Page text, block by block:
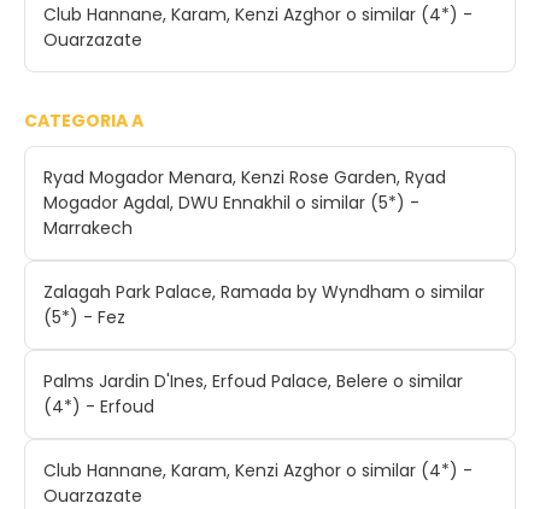
Club Hannane, Karam, Kenzi Azghor o similar (4*) -
Ouarzazate
CATEGORIA A
Ryad Mogador Menara, Kenzi Rose Garden, Ryad
Mogador Agdal, DWU Ennakhil o similar (5*) -
Marrakech
Zalagah Park Palace, Ramada by Wyndham o similar
(5*) - Fez
Palms Jardin D'Ines, Erfoud Palace, Belere o similar
(4*) - Erfoud
Club Hannane, Karam, Kenzi Azghor o similar (4*) -
Ouarzazate